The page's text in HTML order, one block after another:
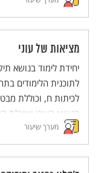
מציאות של עוני
יחידת לימוד בנושא
לתוכנית הלימודים
לכיתות ח, וכוללת
בנושא העוני ושאלת
מערך שיעור